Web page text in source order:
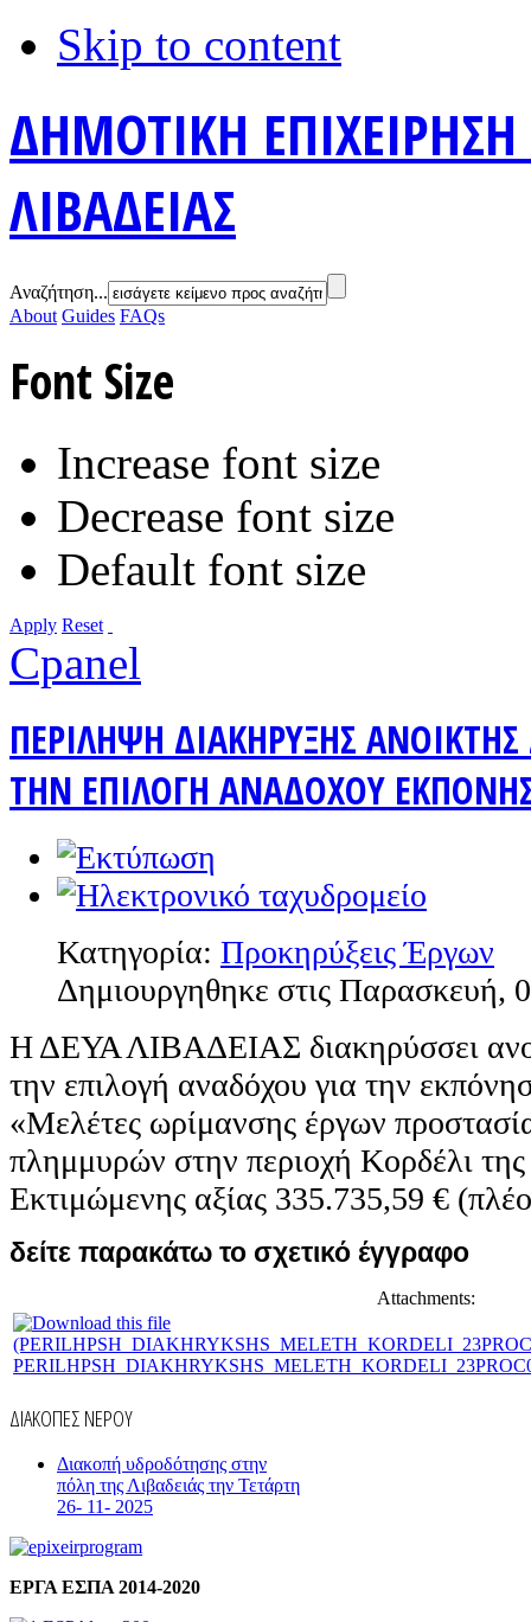
Skip to content
ΔΗΜΟΤΙΚΗ
ΛΙΒΑΔΕΙΑΣ
Αναζήτηση...
About Guides FAQs
Font Size
Increase font size
Decrease font size
Default font size
Apply Reset
Cpanel
ΠΕΡΙΛΗΨΗ ΔΙΑΚΗΡΥΞΗΣ ΑΝΟΙΚΤΗΣ
ΤΗΝ ΕΠΙΛΟΓΗ ΑΝΑΔΟΧΟΥ
Κατηγορία: Προκηρύξεις Έργων
Δημιουργηθηκε στις Παρασκευή,
Η ΔΕΥΑ ΛΙΒΑΔΕΙΑΣ διακηρύσσει
την επιλογή αναδόχου για την
«Μελέτες ωρίμανσης έργων
πλημμυρών στην περιοχή Κορδέλι της
Εκτιμώμενης αξίας 335.735,59 €
δείτε παρακάτω το σχετικό έγγραφο
Attachments:
ΔΙΑΚΟΠΕΣ ΝΕΡΟΥ
Διακοπή υδροδότησης στην
πόλη της Λιβαδειάς την Τετάρτη
26- 11- 2025
ΕΡΓΑ ΕΣΠΑ 2014-2020